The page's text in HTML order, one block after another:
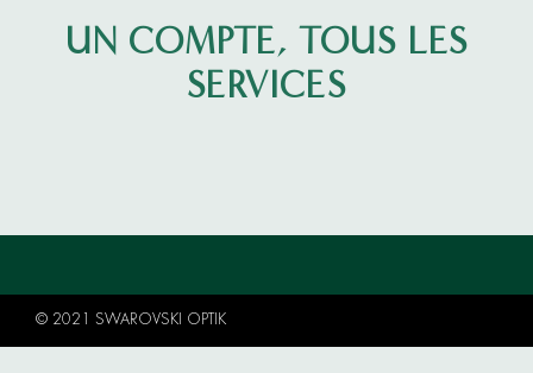
UN COMPTE, TOUS LES
SERVICES
© 2021 SWAROVSKI OPTIK